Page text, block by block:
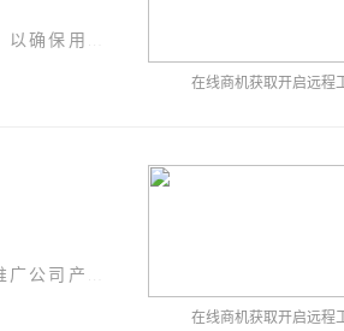
在线商机获取开启远程
在线商机获取开启远程